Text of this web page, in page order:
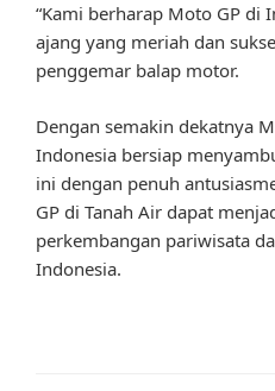
“Kami berharap Moto GP di
ajang yang meriah dan
penggemar balap motor.
Dengan semakin dekatnya
Indonesia bersiap
ini dengan penuh
GP di Tanah Air dapat
perkembangan pariwisata
Indonesia.